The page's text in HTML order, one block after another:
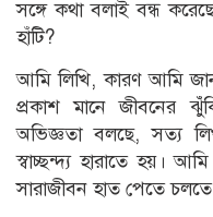
সঙ্গে কথা বলাই বন্ধ
হাঁটি?
আমি লিখি, কারণ আমি
প্রকাশ মানে জীবনের
অভিজ্ঞতা বলছে, সত্য
স্বাচ্ছন্দ্য হারাতে হয়।
সারাজীবন হাত পেতে